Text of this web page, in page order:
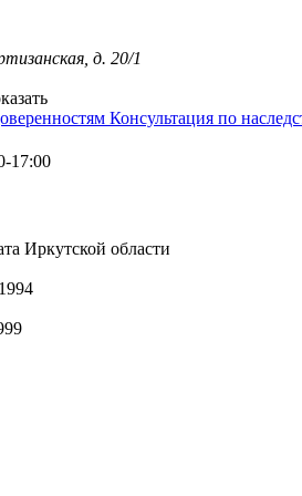
д. 20/1
Консультация по
17:00
Иркутской области